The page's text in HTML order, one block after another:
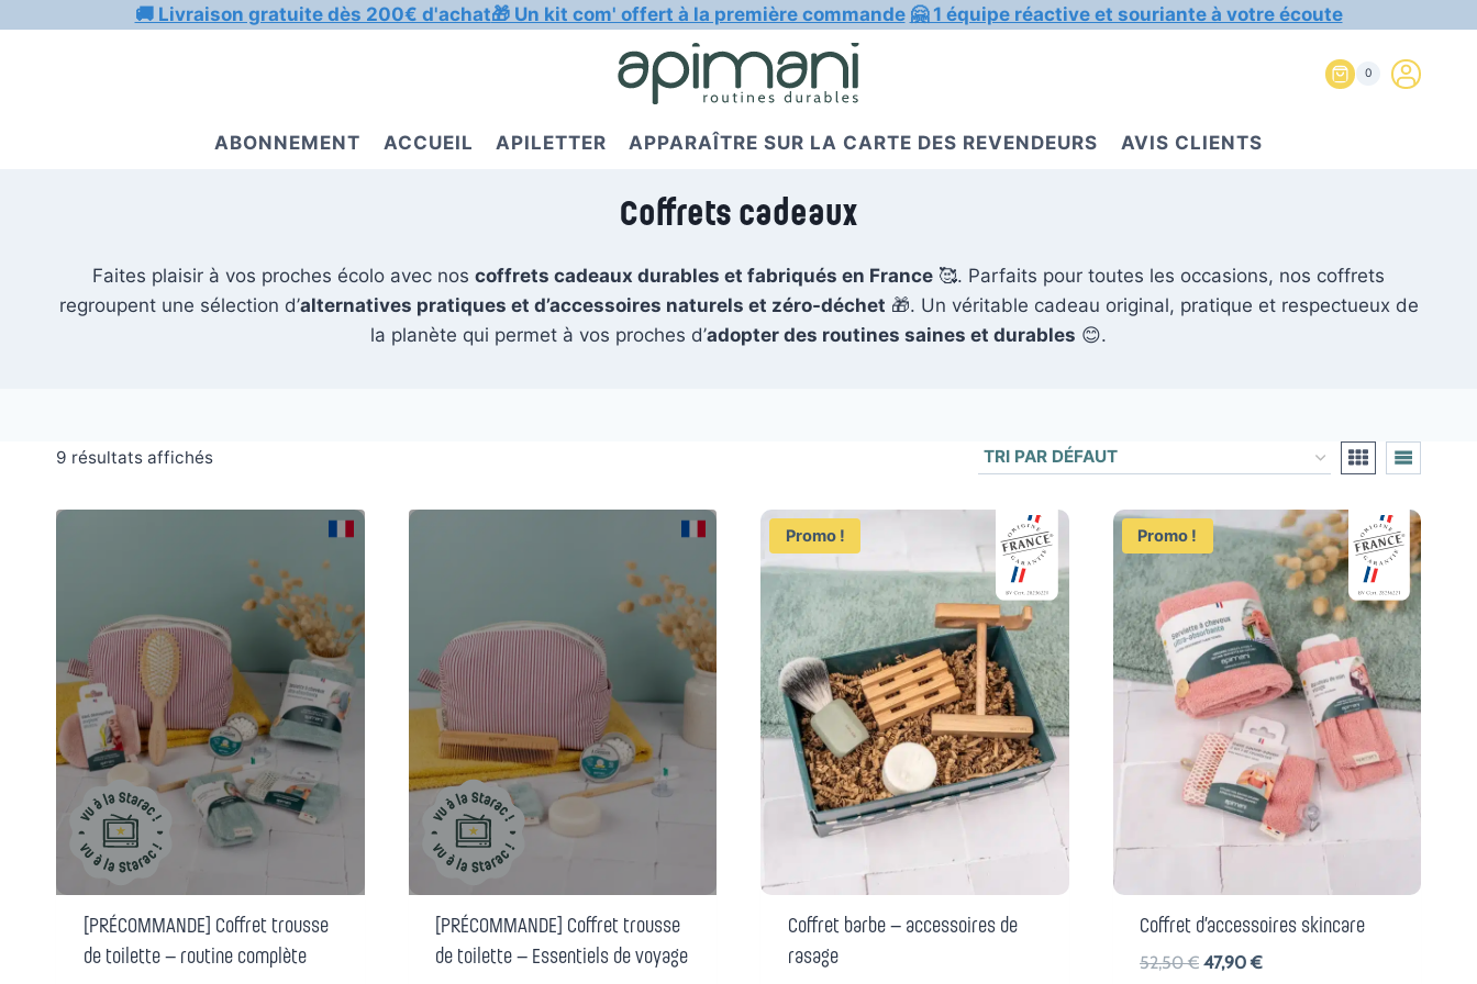
🚚 Livraison gratuite dès 200€ d'achat🎁 Un kit com' offert à la première commande 🤗 1 équipe réactive et souriante à votre écoute
0
ABONNEMENT ACCUEIL APILETTER APPARAÎTRE SUR LA CARTE DES REVENDEURS AVIS CLIENTS
Coffrets cadeaux
Faites plaisir à vos proches écolo avec nos coffrets cadeaux durables et fabriqués en France 🥰. Parfaits pour toutes les occasions, nos coffrets
regroupent une sélection d’alternatives pratiques et d’accessoires naturels et zéro-déchet 🎁. Un véritable cadeau original, pratique et respectueux de
la planète qui permet à vos proches d’adopter des routines saines et durables 😊.
9 résultats affichés
[PRÉCOMMANDE] Coffret trousse
de toilette – routine complète
[PRÉCOMMANDE] Coffret trousse
de toilette – Essentiels de voyage
Promo !
Coffret barbe – accessoires de
rasage
Promo !
Coffret d’accessoires skincare
52,50€ Le
47,90€Le